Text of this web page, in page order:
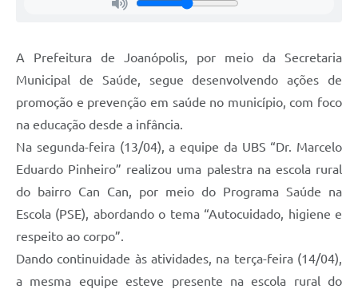
A Prefeitura de Joanópolis, por meio da Secretaria
Municipal de Saúde, segue desenvolvendo ações de
promoção e prevenção em saúde no município, com foco
na educação desde a infância.
Na segunda-feira (13/04), a equipe da UBS “Dr. Marcelo
Eduardo Pinheiro” realizou uma palestra na escola rural
do bairro Can Can, por meio do Programa Saúde na
Escola (PSE), abordando o tema “Autocuidado, higiene e
respeito ao corpo”.
Dando continuidade às atividades, na terça-feira (14/04),
a mesma equipe esteve presente na escola rural do